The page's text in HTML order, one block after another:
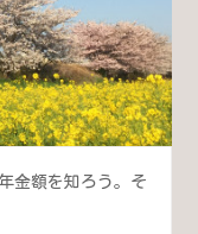
金額を知ろう。そ